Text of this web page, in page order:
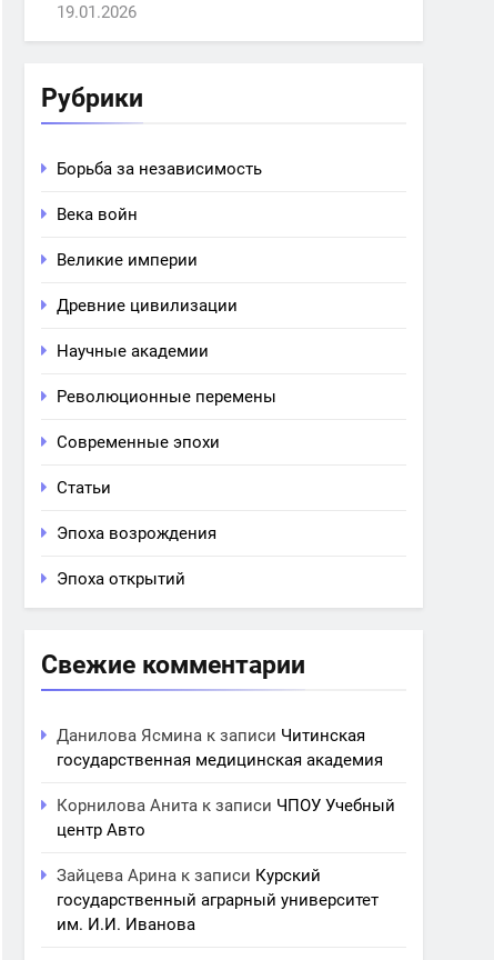
19.01.2026
Рубрики
Борьба за независимость
Века войн
Великие империи
Древние цивилизации
Научные академии
Революционные перемены
Современные эпохи
Статьи
Эпоха возрождения
Эпоха открытий
Свежие комментарии
Данилова Ясмина к записи Читинская
государственная медицинская академия
Корнилова Анита к записи ЧПОУ Учебный
центр Авто
Зайцева Арина к записи Курский
государственный аграрный университет
им. И.И. Иванова